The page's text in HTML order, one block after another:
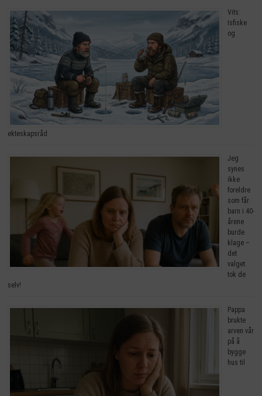
Vits:
Isfiske
og
ekteskapsråd
Jeg
synes
ikke
foreldre
som får
barn i 40-
årene
burde
klage –
det
valget
tok de
selv!
Pappa
brukte
arven vår
på å
bygge
hus til